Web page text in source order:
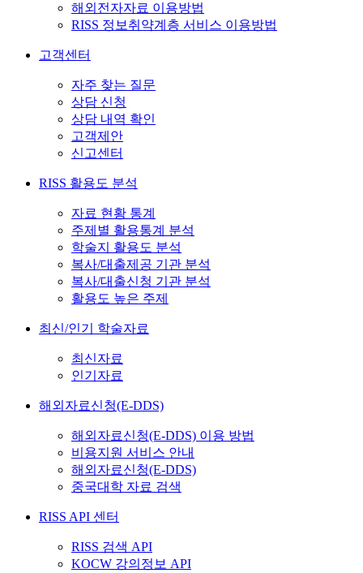
해외전자자료 이용방법
RISS 정보취약계층 서비스 이용방법
고객센터
자주 찾는 질문
상담 신청
상담 내역 확인
고객제안
신고센터
RISS 활용도 분석
자료 현황 통계
주제별 활용통계 분석
학술지 활용도 분석
복사/대출제공 기관 분석
복사/대출신청 기관 분석
활용도 높은 주제
최신/인기 학술자료
최신자료
인기자료
해외자료신청(E-DDS)
해외자료신청(E-DDS) 이용 방법
비용지원 서비스 안내
해외자료신청(E-DDS)
중국대학 자료 검색
RISS API 센터
RISS 검색 API
KOCW 강의정보 API